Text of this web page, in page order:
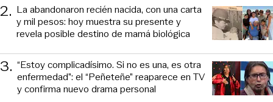
2. La abandonaron recién nacida, con una carta
y mil pesos: hoy muestra su presente y
revela posible destino de mamá biológica
3. “Estoy complicadísimo. Si no es una, es otra
enfermedad”: el “Peñeteñe” reaparece en TV
y confirma nuevo drama personal